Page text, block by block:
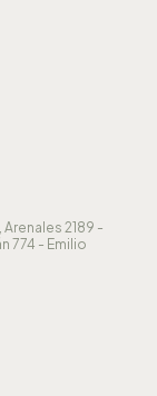
2189 -
774 - Emilio